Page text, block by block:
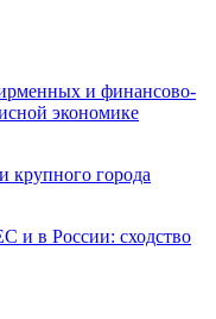
и финансово-
экономике
крупного города
и в России: сходство